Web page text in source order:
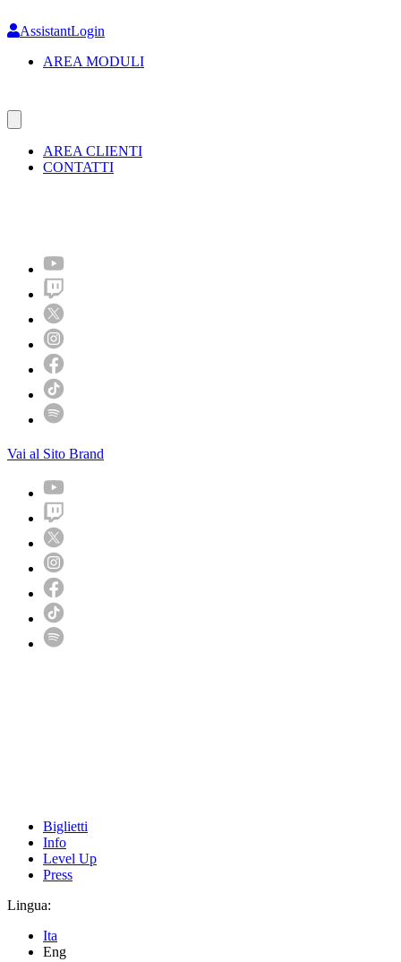
to
content
AssistantLogin
AREA MODULI
AREA CLIENTI
CONTATTI
Vai al Sito Brand
Biglietti
Info
Level Up
Press
Lingua:
Ita
Eng